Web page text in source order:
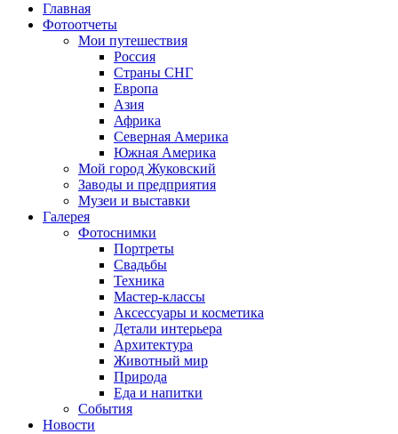
Главная
Фотоотчеты
Мои путешествия
Россия
Страны СНГ
Европа
Азия
Африка
Северная Америка
Южная Америка
Мой город Жуковский
Заводы и предприятия
Музеи и выставки
Галерея
Фотоснимки
Портреты
Свадьбы
Техника
Мастер-классы
Аксессуары и косметика
Детали интерьера
Архитектура
Животный мир
Природа
Еда и напитки
События
Новости